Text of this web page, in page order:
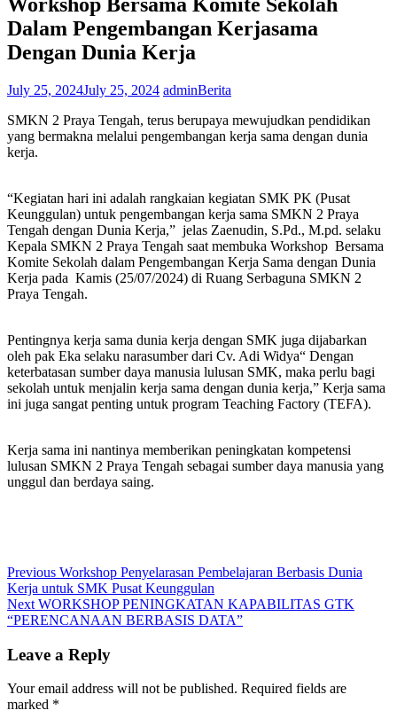
Dalam Pengembangan Kerjasama
Dengan Dunia Kerja
July 25, 2024July 25, 2024 adminBerita
SMKN 2 Praya Tengah, terus berupaya mewujudkan pendidikan
yang bermakna melalui pengembangan kerja sama dengan dunia
kerja.
“Kegiatan hari ini adalah rangkaian kegiatan SMK PK (Pusat
Keunggulan) untuk pengembangan kerja sama SMKN 2 Praya
Tengah dengan Dunia Kerja,” jelas Zaenudin, S.Pd., M.pd. selaku
Kepala SMKN 2 Praya Tengah saat membuka Workshop Bersama
Komite Sekolah dalam Pengembangan Kerja Sama dengan Dunia
Kerja pada Kamis (25/07/2024) di Ruang Serbaguna SMKN 2
Praya Tengah.
Pentingnya kerja sama dunia kerja dengan SMK juga dijabarkan
oleh pak Eka selaku narasumber dari Cv. Adi Widya“ Dengan
keterbatasan sumber daya manusia lulusan SMK, maka perlu bagi
sekolah untuk menjalin kerja sama dengan dunia kerja,” Kerja sama
ini juga sangat penting untuk program Teaching Factory (TEFA).
Kerja sama ini nantinya memberikan peningkatan kompetensi
lulusan SMKN 2 Praya Tengah sebagai sumber daya manusia yang
unggul dan berdaya saing.
Post
navigation
Previous Previous
post:
Workshop Penyelarasan Pembelajaran Berbasis Dunia
Kerja untuk SMK Pusat Keunggulan
Next Next
post:
WORKSHOP PENINGKATAN KAPABILITAS GTK
“PERENCANAAN BERBASIS DATA”
Leave a Reply
Your email address will not be published. Required fields are
marked *